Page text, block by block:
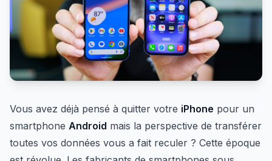
Vous avez déjà pensé à quitter votre iPhone pour un
smartphone Android mais la perspective de transférer
toutes vos données vous a fait reculer ? Cette époque